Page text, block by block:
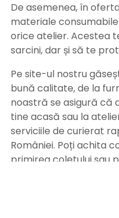
De asemenea, în
materiale
orice atelier. Acestea
sarcini, dar și să te
Pe site-ul nostru
bună calitate, de la
noastră se asigură că
tine acasă sau la
serviciile de curierat
României. Poți achita
primirea coletului sau